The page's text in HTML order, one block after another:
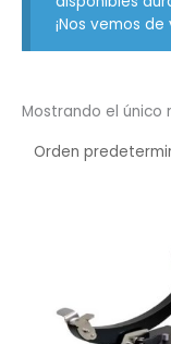
¡Nos vemos
Mostrando el único